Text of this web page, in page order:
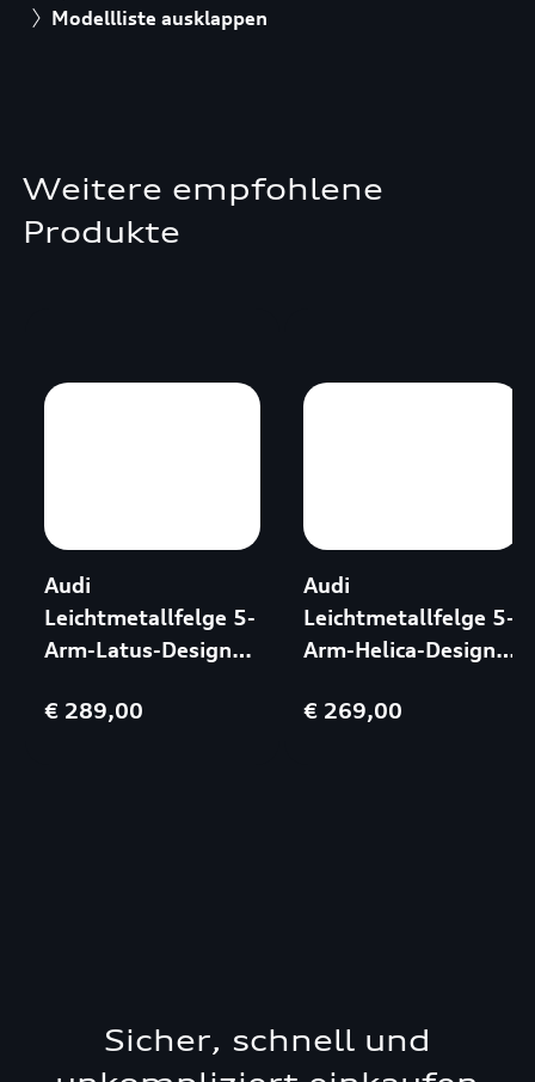
Modellliste ausklappen
Weitere empfohlene
Produkte
Audi
Leichtmetallfelge 5-
Arm-Latus-Design
glänzend
€ 289,00
Audi
Leichtmetallfelge 5-
Arm-Helica-Design
Silber
€ 269,00
Sicher, schnell und